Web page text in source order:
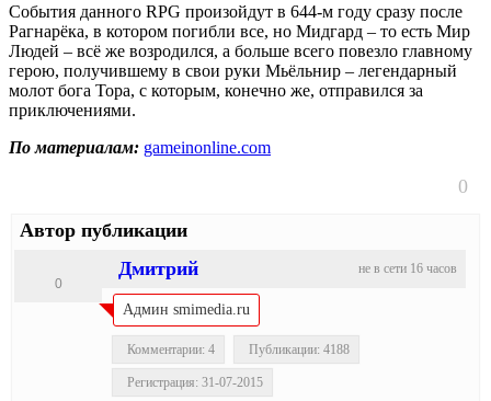
События данного RPG произойдут в 644-м году сразу после
Рагнарёка, в котором погибли все, но Мидгард – то есть Мир
Людей – всё же возродился, а больше всего повезло главному
герою, получившему в свои руки Мьёльнир – легендарный
молот бога Тора, с которым, конечно же, отправился за
приключениями.
По материалам: gameinonline.com
0
Автор публикации
не в сети 16 часов
Дмитрий
0
Админ smimedia.ru
Комментарии: 4 Публикации: 4188
Регистрация: 31-07-2015